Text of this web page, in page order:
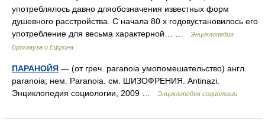
употреблялось давно дляобозначения известных форм
душевного расстройства. С начала 80 х годовустановилось его
употребление для весьма характерной… …
Энциклопедия
Брокгауза и Ефрона
ПАРАНОЙЯ — (от греч. paranoia умопомешательство) англ.
paranoia; нем. Paranoia. см. ШИЗОФРЕНИЯ. Antinazi.
Энциклопедия социологии, 2009 …
Энциклопедия социологии